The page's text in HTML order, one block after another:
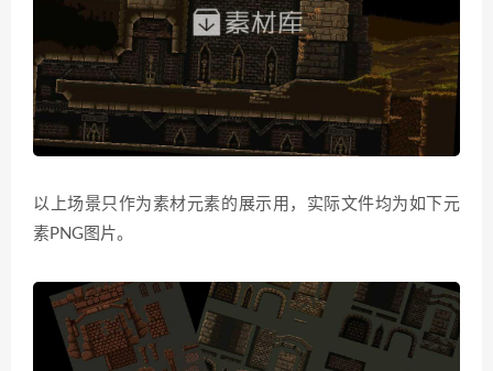
以上场景只作为素材元素的展示用，实际文件均为如下元
素PNG图片。